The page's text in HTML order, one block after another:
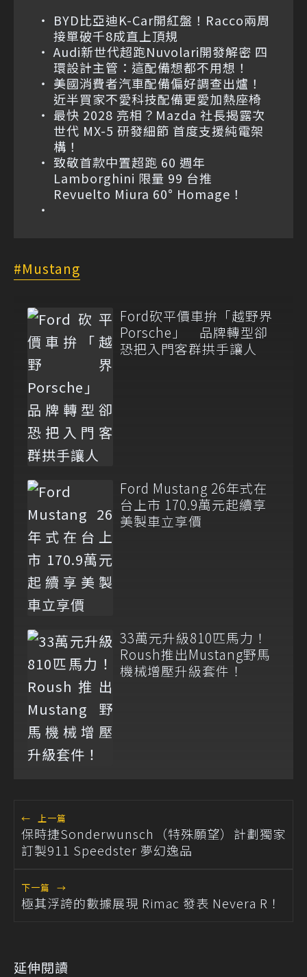
BYD比亞迪K-Car開紅盤！Racco兩周
接單破千8成直上頂規
Audi新世代超跑Nuvolari開發解密 四
環設計主管：這配備想都不用想！
美國消費者汽車配備偏好調查出爐！
近半買家不愛科技配備更愛加熱座椅
最快 2028 亮相？Mazda 社長揭露次
世代 MX-5 研發細節 首度支援純電架
構！
致敬首款中置超跑 60 週年
Lamborghini 限量 99 台推
Revuelto Miura 60° Homage！
Mustang
Ford砍平價車拚「越野界
Porsche」 品牌轉型卻
恐把入門客群拱手讓人
Ford Mustang 26年式在
台上市 170.9萬元起續享
美製車立享價
33萬元升級810匹馬力！
Roush推出Mustang野馬
機械增壓升級套件！
← 上一篇
保時捷Sonderwunsch（特殊願望）計劃獨家
訂製911 Speedster 夢幻逸品
下一篇 →
極其浮誇的數據展現 Rimac 發表 Nevera R！
延伸閱讀